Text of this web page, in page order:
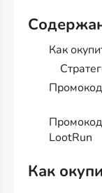
Как
LootRun
Как